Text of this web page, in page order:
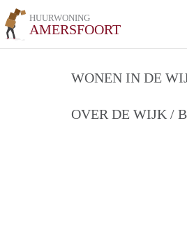
HUURWONING
AMERSFOORT
WONEN IN DE
OVER DE WIJK /